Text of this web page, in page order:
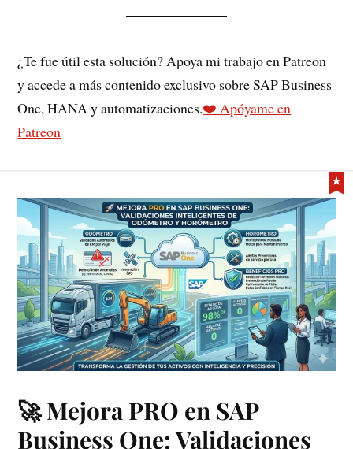
¿Te fue útil esta solución? Apoya mi trabajo en Patreon
y accede a más contenido exclusivo sobre SAP Business
One, HANA y automatizaciones.❤️ Apóyame en
Patreon
🚀 Mejora PRO en SAP
Business One: Validaciones